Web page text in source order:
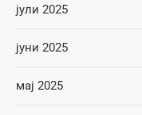
јули 2025
јуни 2025
мај 2025